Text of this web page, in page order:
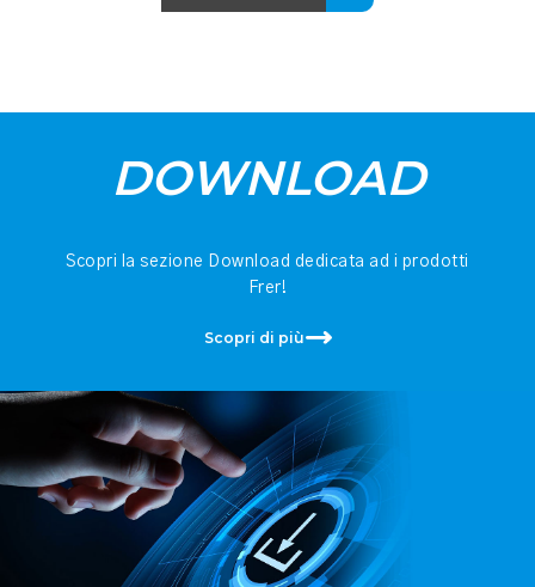
DOWNLOAD
Scopri la sezione Download dedicata ad i prodotti
Frer!
Scopri di più